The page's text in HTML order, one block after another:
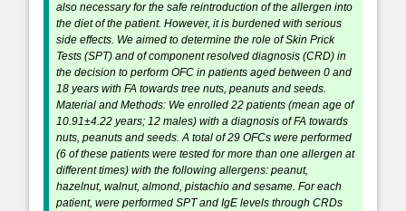
also necessary for the safe reintroduction of the allergen into
the diet of the patient. However, it is burdened with serious
side effects. We aimed to determine the role of Skin Prick
Tests (SPT) and of component resolved diagnosis (CRD) in
the decision to perform OFC in patients aged between 0 and
18 years with FA towards tree nuts, peanuts and seeds.
Material and Methods: We enrolled 22 patients (mean age of
10.91±4.22 years; 12 males) with a diagnosis of FA towards
nuts, peanuts and seeds. A total of 29 OFCs were performed
(6 of these patients were tested for more than one allergen at
different times) with the following allergens: peanut,
hazelnut, walnut, almond, pistachio and sesame. For each
patient, were performed SPT and IgE levels through CRDs